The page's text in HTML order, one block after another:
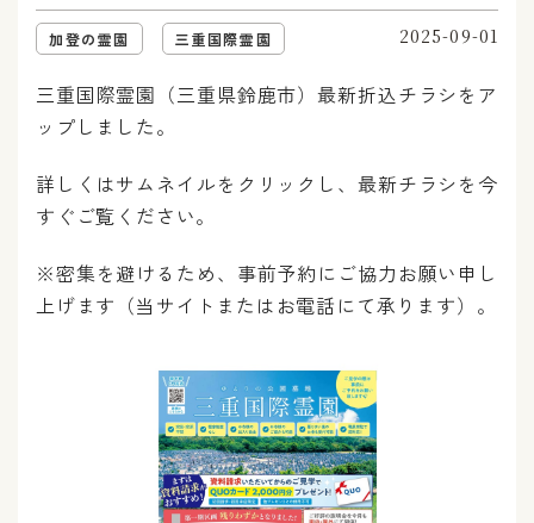
加登の霊園 三重国際霊園 2025-09-01
三重国際霊園（三重県鈴鹿市）最新折込チラシをア
ップしました。
詳しくはサムネイルをクリックし、最新チラシを今
すぐご覧ください。
※密集を避けるため、事前予約にご協力お願い申し
上げます（当サイトまたはお電話にて承ります）。